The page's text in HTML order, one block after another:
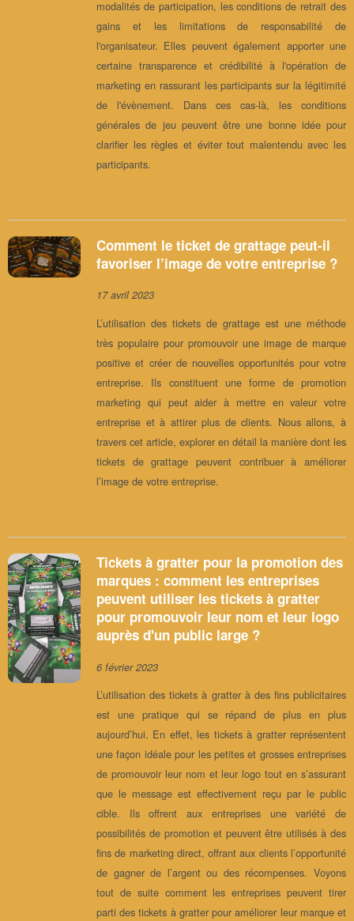
modalités de participation, les conditions de retrait des
gains et les limitations de responsabilité de
l'organisateur. Elles peuvent également apporter une
certaine transparence et crédibilité à l'opération de
marketing en rassurant les participants sur la légitimité
de l'évènement. Dans ces cas-là, les conditions
générales de jeu peuvent être une bonne idée pour
clarifier les règles et éviter tout malentendu avec les
participants.
Comment le ticket de grattage peut-il
favoriser l’image de votre entreprise ?
17 avril 2023
L’utilisation des tickets de grattage est une méthode
très populaire pour promouvoir une image de marque
positive et créer de nouvelles opportunités pour votre
entreprise. Ils constituent une forme de promotion
marketing qui peut aider à mettre en valeur votre
entreprise et à attirer plus de clients. Nous allons, à
travers cet article, explorer en détail la manière dont les
tickets de grattage peuvent contribuer à améliorer
l’image de votre entreprise.
Tickets à gratter pour la promotion des
marques : comment les entreprises
peuvent utiliser les tickets à gratter
pour promouvoir leur nom et leur logo
auprès d'un public large ?
6 février 2023
L’utilisation des tickets à gratter à des fins publicitaires
est une pratique qui se répand de plus en plus
aujourd’hui. En effet, les tickets à gratter représentent
une façon idéale pour les petites et grosses entreprises
de promouvoir leur nom et leur logo tout en s’assurant
que le message est effectivement reçu par le public
cible. Ils offrent aux entreprises une variété de
possibilités de promotion et peuvent être utilisés à des
fins de marketing direct, offrant aux clients l’opportunité
de gagner de l’argent ou des récompenses. Voyons
tout de suite comment les entreprises peuvent tirer
parti des tickets à gratter pour améliorer leur marque et